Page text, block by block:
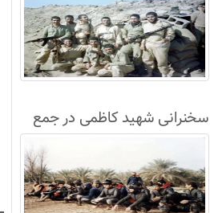
سخنرانی شهید کاظمی در جمع
غواصان لشکر8+فیلم